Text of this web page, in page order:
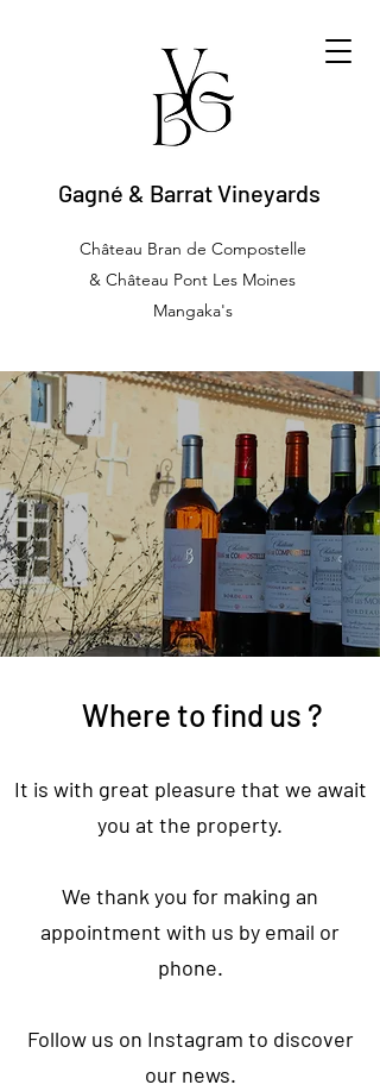
Gagné & Barrat Vineyards
Château Bran de Compostelle
& Château Pont Les Moines
Mangaka's
Where to find us ?
It is with great pleasure that we await
you at the property.
We thank you for making an
appointment with us by email or
phone.
Follow us on Instagram to discover
our news.